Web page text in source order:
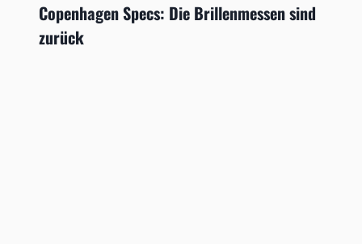
Copenhagen Specs: Die Brillenmessen sind
zurück